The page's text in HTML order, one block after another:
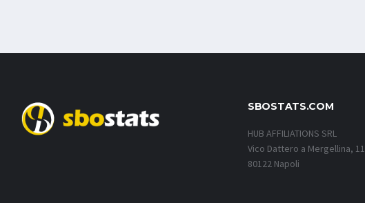
SBOSTATS.COM
HUB AFFILIATIONS SRL
Vico Dattero a Mergellina, 11
80122 Napoli